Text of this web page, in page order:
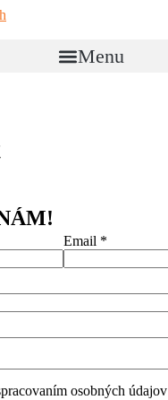
Menu
Email *
osobných údajov